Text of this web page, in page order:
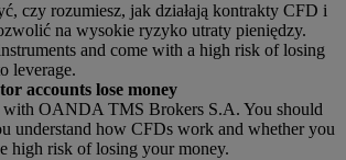
czy rozumiesz, jak działają kontrakty CFD i
na wysokie ryzyko utraty pieniędzy.
and come with a high risk of losing
leverage.
accounts lose money
with OANDA TMS Brokers S.A. You should
understand how CFDs work and whether you
high risk of losing your money.